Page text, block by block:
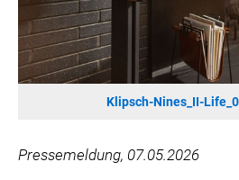
PQUBE
K5 FACTORY
WILD RIVER GAMES
CHERRY
Klipsch-Nines_II-
Pressemeldung, 07.05.2026